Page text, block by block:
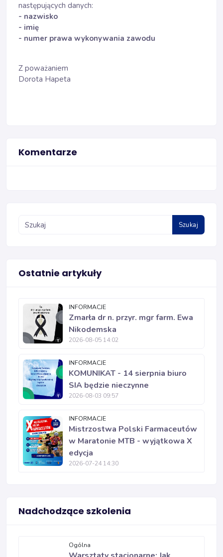
następujących danych:
- nazwisko
- imię
- numer prawa wykonywania zawodu
Z poważaniem
Dorota Hapeta
Komentarze
Szukaj
Ostatnie artykuły
INFORMACJE
Zmarła dr n. przyr. mgr farm. Ewa
Nikodemska
2026-08-05 14:02
INFORMACJE
KOMUNIKAT - 14 sierpnia biuro
SIA będzie nieczynne
2026-08-03 09:57
INFORMACJE
Mistrzostwa Polski Farmaceutów
w Maratonie MTB - wyjątkowa X
edycja
2026-07-24 14:30
Nadchodzące szkolenia
Ogólna